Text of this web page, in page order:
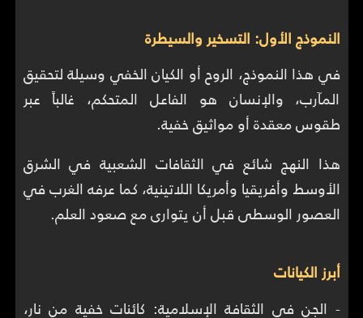
النموذج الأول: التسخير والسيطرة
في هذا النموذج، الروح أو الكيان الخفي وسيلة لتحقيق
المآرب، والإنسان هو الفاعل المتحكم، غالباً عبر
طقوس معقدة أو مواثيق خفية.
هذا النهج شائع في الثقافات الشعبية في الشرق
الأوسط وأفريقيا وأمريكا اللاتينية، كما عرفه الغرب في
العصور الوسطى قبل أن يتوارى مع صعود العلم.
أبرز الكيانات
- الجن في الثقافة الإسلامية: كائنات خفية من نار،